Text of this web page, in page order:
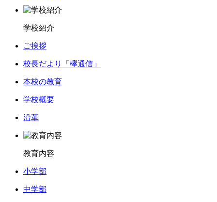
学校紹介
ご挨拶
校長だより「欅通信」
本校の教育
学校概要
沿革
教育内容
小学部
中学部